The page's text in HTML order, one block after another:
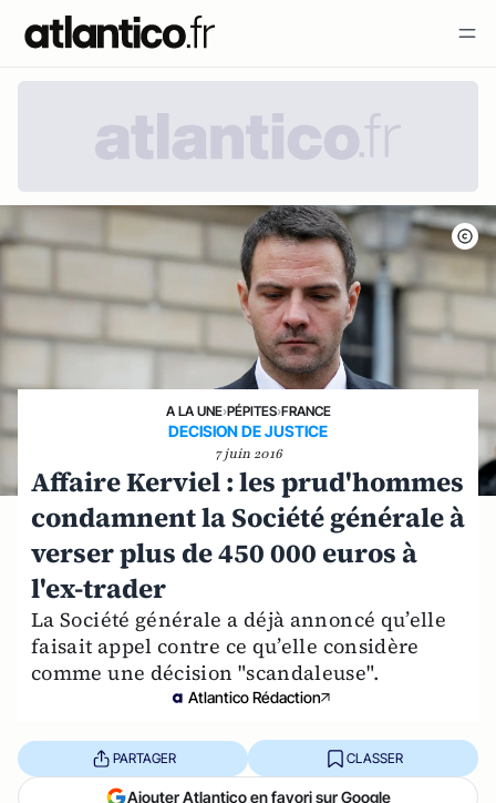
A LA UNE›PÉPITES›FRANCE
DECISION DE JUSTICE
7 juin 2016
Affaire Kerviel : les prud'hommes
condamnent la Société générale à
verser plus de 450 000 euros à
l'ex-trader
La Société générale a déjà annoncé qu’elle
faisait appel contre ce qu’elle considère
comme une décision "scandaleuse".
Atlantico Rédaction
PARTAGER CLASSER
Ajouter Atlantico en favori sur Google